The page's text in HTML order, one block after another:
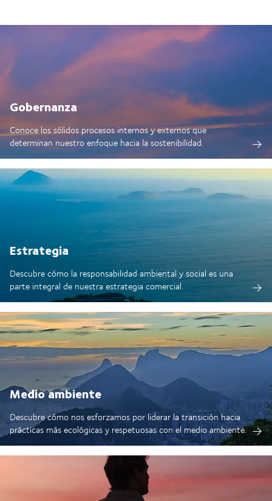
Gobernanza
Conoce los sólidos procesos internos y externos que
determinan nuestro enfoque hacia la sostenibilidad.
Estrategia
Descubre cómo la responsabilidad ambiental y social es una
parte integral de nuestra estrategia comercial.
Medio ambiente
Descubre cómo nos esforzamos por liderar la transición hacia
prácticas más ecológicas y respetuosas con el medio ambiente.